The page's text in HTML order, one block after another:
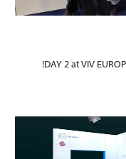
DAY 2 at VIV